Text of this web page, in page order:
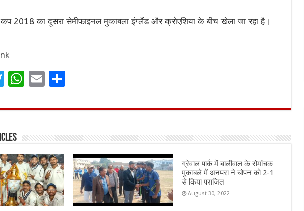
कप 2018 का दूसरा सेमीफाइनल मुकाबला इंग्लैंड और क्रोएशिया के बीच खेला जा रहा है।
T
it
r
W
at
A
p
p
E
ai
S
ar
ग्रेवाल पार्क में बालीवाल के रोमांचक
मुकाबले में अनपरा ने चोपन को 2-1
से किया पराजित
August 30, 2022